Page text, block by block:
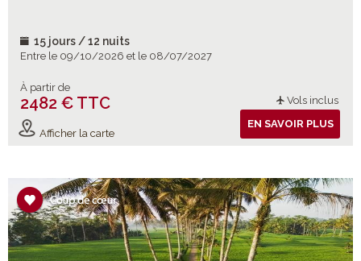
15 jours / 12 nuits
Entre le 09/10/2026 et le 08/07/2027
À partir de
2482 € TTC Vols inclus
Afficher la carte
EN SAVOIR PLUS